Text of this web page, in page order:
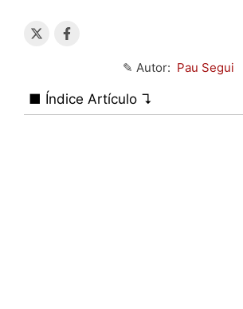
✎ Autor: Pau Segui
■ Índice Artículo ↴